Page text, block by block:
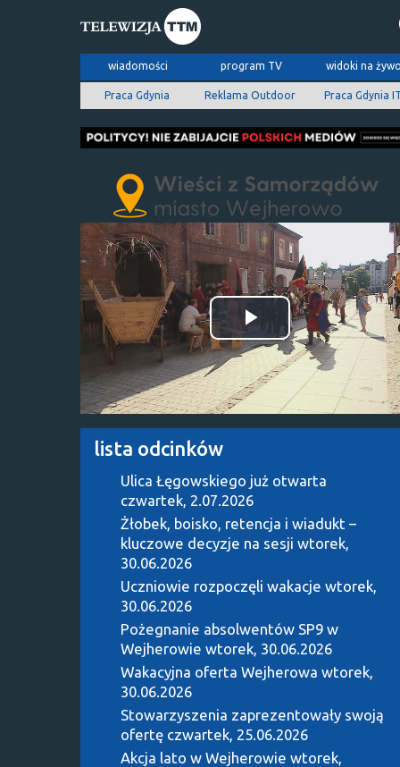
wiadomości program TV widoki na
Praca Gdynia Reklama Outdoor Praca Gdynia
Odtwórz
wideo
lista odcinków
Ulica Łęgowskiego już otwarta
czwartek, 2.07.2026
Żłobek, boisko, retencja i wiadukt –
kluczowe decyzje na sesji wtorek,
30.06.2026
Uczniowie rozpoczęli wakacje wtorek,
30.06.2026
Pożegnanie absolwentów SP9 w
Wejherowie wtorek, 30.06.2026
Wakacyjna oferta Wejherowa wtorek,
30.06.2026
Stowarzyszenia zaprezentowały swoją
ofertę czwartek, 25.06.2026
Akcja lato w Wejherowie wtorek,